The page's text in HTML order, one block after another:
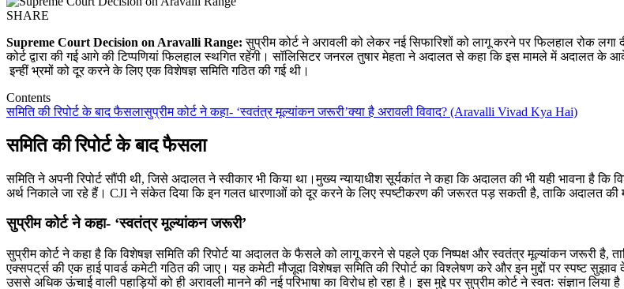
SHARE
Supreme Court Decision on Aravalli Range: सुप्रीम कोर्ट ने अरावली को लेकर नई सिफारिशों को लागू करने पर फिलहाल रोक लगा
कोर्ट द्वारा की गई आगे की टिप्पणियां फिलहाल स्थगित रहेंगी। सॉलिसिटर जनरल तुषार मेहता ने अदालत से कहा कि इस मामले में अदालत
इन्हीं भ्रमों को दूर करने के लिए एक विशेषज्ञ समिति गठित की गई थी।
Contents
समिति की रिपोर्ट के बाद फैसलासुप्रीम कोर्ट ने कहा- ‘स्वतंत्र मूल्यांकन जरूरी’क्या है अरावली विवाद? (Aravalli Vivad Kya Hai)
समिति की रिपोर्ट के बाद फैसला
समिति ने अपनी रिपोर्ट सौंपी थी, जिसे अदालत ने स्वीकार भी किया था।मुख्य न्यायाधीश सूर्यकांत ने कहा कि अदालत की भी यही भावना है
अर्थ निकाले जा रहे हैं। CJI ने संकेत दिया कि इन गलत धारणाओं को दूर करने के लिए स्पष्टीकरण की जरूरत पड़ सकती है, ताकि अदालत की
सुप्रीम कोर्ट ने कहा- ‘स्वतंत्र मूल्यांकन जरूरी’
सुप्रीम कोर्ट ने कहा है कि विशेषज्ञ समिति की रिपोर्ट या अदालत के फैसले को लागू करने से पहले एक निष्पक्ष और स्वतंत्र मूल्यांकन जरूरी है,
एक्सपट्‌र्स की एक हाई पावर्ड कमेटी गठित की जाए। यह कमेटी मौजूदा विशेषज्ञ समिति की रिपोर्ट का विश्लेषण करे और इन मुद्दों पर स्पष्ट
उससे अधिक ऊंचाई वाली पहाड़ियों को ही अरावली मानने की नई परिभाषा का विरोध हो रहा है। इस मुद्दे पर सुप्रीम कोर्ट ने स्वतः संज्ञान